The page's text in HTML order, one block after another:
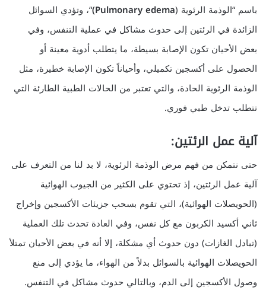
باسم “الوذمة الرئوية (Pulmonary edema) “، وتؤدي السوائل
الزائدة في الرئتين إلى حدوث مشاكل في عملية التنفس، وفي
بعض الأحيان تكون الإصابة بسيطة، ما يتطلب أدوية معينة أو
الحصول على أكسجين تكميلي، وأحياناً تكون الإصابة خطيرة، مثل
الوذمة الرئوية الحادة، والتي تعتبر من الحالات الطبية الطارئة التي
تتطلب تدخل طبي فوري.
آلية عمل الرئتين:
حتى نتمكن من فهم مرض الوذمة الرئوية، لا بد لنا من التعرف على
آلية عمل الرئتين، إذ تحتوي على الكثير من الجيوب الهوائية
(الحويصلات الهوائية)، التي تقوم بسحب جزيئات الأكسجين وإخراج
ثاني أكسيد الكربون مع كل نفس، وفي العادة تحدث تلك العملية
(تبادل الغازات) دون حدوث أي مشكلة، إلا أنه في بعض الأحيان تمتلأ
الحويصلات الهوائية بالسوائل بدلاً من الهواء، ما يؤدي إلى منع
وصول الأكسجين إلى الدم، وبالتالي حدوث مشاكل في التنفس.